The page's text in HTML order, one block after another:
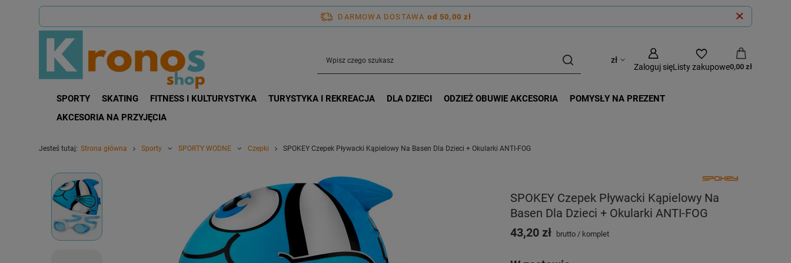
DARMOWA DOSTAWA od 50,00 zł
zł
Zaloguj sięListy zakupowe0,00 zł
SPORTY SKATING FITNESS I KULTURYSTYKA TURYSTYKA I REKREACJA DLA DZIECI ODZIEŻ OBUWIE AKCESORIA
POMYSŁY NA PREZENT
AKCESORIA NA PRZYJĘCIA
Jesteś tutaj: Strona główna Sporty SPORTY WODNE Czepki SPOKEY Czepek Pływacki Kąpielowy Na Basen Dla Dzieci + Okularki ANTI-FOG
SPOKEY Czepek Pływacki Kąpielowy Na
Basen Dla Dzieci + Okularki ANTI-FOG
43,20 zł brutto / komplet